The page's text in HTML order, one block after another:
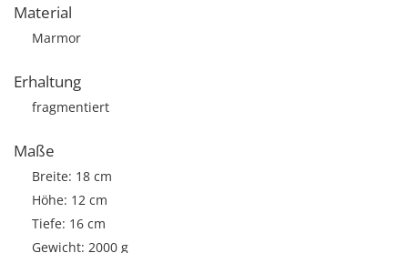
Material
Marmor
Erhaltung
fragmentiert
Maße
Breite: 18 cm
Höhe: 12 cm
Tiefe: 16 cm
Gewicht: 2000 g